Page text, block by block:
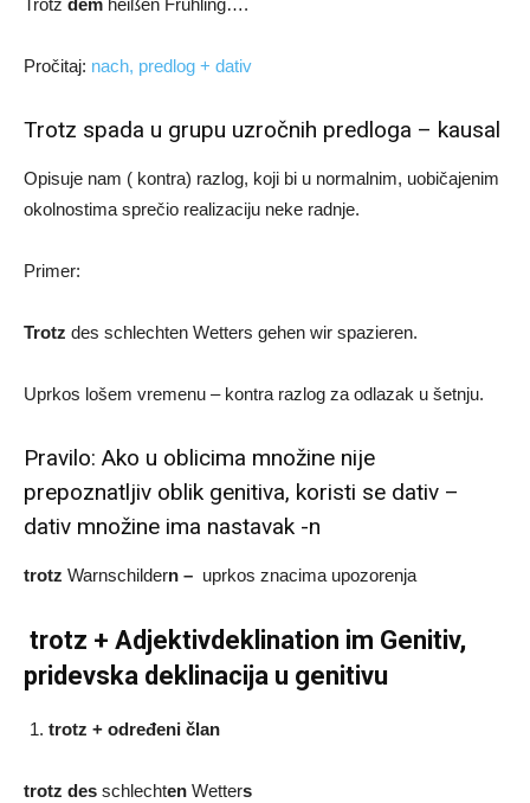
Trotz dem heißen Frühling….
Pročitaj: nach, predlog + dativ
Trotz spada u grupu uzročnih predloga – kausal
Opisuje nam ( kontra) razlog, koji bi u normalnim, uobičajenim
okolnostima sprečio realizaciju neke radnje.
Primer:
Trotz des schlechten Wetters gehen wir spazieren.
Uprkos lošem vremenu – kontra razlog za odlazak u šetnju.
Pravilo: Ako u oblicima množine nije
prepoznatljiv oblik genitiva, koristi se dativ –
dativ množine ima nastavak -n
trotz Warnschildern – uprkos znacima upozorenja
trotz + Adjektivdeklination im Genitiv,
pridevska deklinacija u genitivu
trotz + određeni član
trotz des schlechten Wetters